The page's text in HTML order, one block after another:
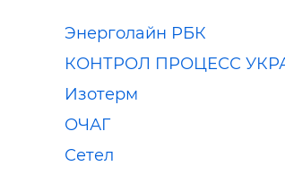
Энерголайн РБК
КОНТРОЛ ПРОЦЕСС
Изотерм
ОЧАГ
Сетел